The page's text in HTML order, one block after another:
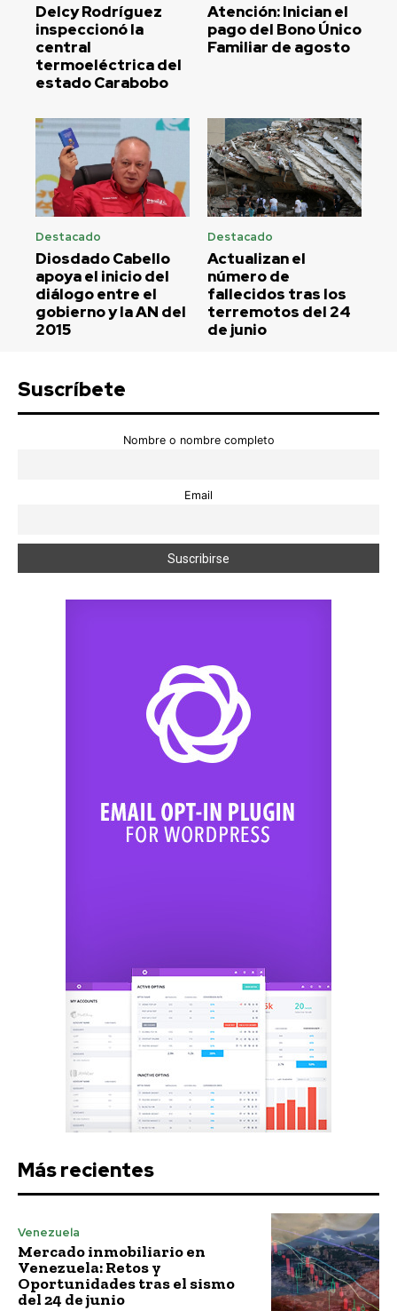
Delcy Rodríguez
inspeccionó la
central
termoeléctrica del
estado Carabobo
Atención: Inician el
pago del Bono Único
Familiar de agosto
Destacado
Diosdado Cabello
apoya el inicio del
diálogo entre el
gobierno y la AN del
2015
Destacado
Actualizan el
número de
fallecidos tras los
terremotos del 24
de junio
Suscríbete
Nombre o nombre completo
Email
Más recientes
Venezuela
Mercado inmobiliario en
Venezuela: Retos y
Oportunidades tras el sismo
del 24 de junio